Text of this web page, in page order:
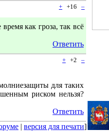
+ +16 –
как гроза, так всё
Ответить
+ +2 –
для таких
риском нельзя?
Ответить
| версия для печати]